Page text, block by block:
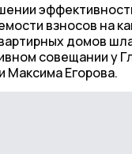
взносов на
домов
совещании у
Максима Егорова.